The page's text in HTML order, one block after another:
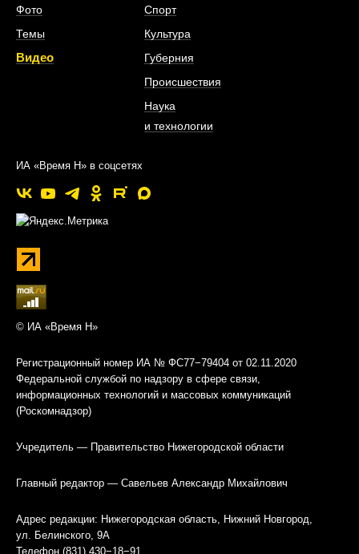
Фото
Темы
Видео
Спорт
Культура
Губерния
Происшествия
Наука
и технологии
ИА «Время Н» в соцсетях
© ИА «Время Н»
Регистрационный номер ИА № ФС77−79404 от 02.11.2020
Федеральной службой по надзору в сфере связи,
информационных технологий и массовых коммуникаций
(Роскомнадзор)
Учредитель — Правительство Нижегородской области
Главный редактор — Савельев Александр Михайлович
Адрес редакции: Нижегородская область, Нижний Новгород,
ул. Белинского, 9А
Телефон (831) 430−18−91